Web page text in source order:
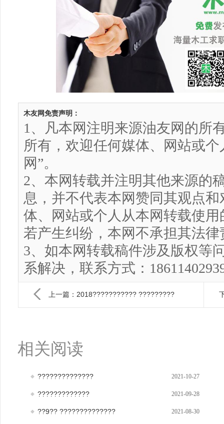
木友网免责声明：
1、凡本网注明来源油友网的所
所有，欢迎任何媒体、网站或
网”。
2、本网转载并注明其他来源的
息，并不代表本网赞同其观点
体、网站或个人从本网转载使
若产生纠纷，本网不承担其法律
3、如本网转载稿件涉及版权等
系解决，联系方式：
上一篇：2018??????????? ?????????
相关阅读
?????????????? 2021-10-27
????????????? 2021-09-28
??9?? ?????????????? 2021-08-30